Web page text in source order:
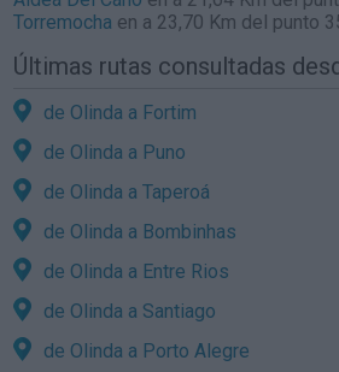
Torremocha en a 23,70 Km del punto
Últimas rutas consultadas
de Olinda a Fortim
de Olinda a Puno
de Olinda a Taperoá
de Olinda a Bombinhas
de Olinda a Entre Rios
de Olinda a Santiago
de Olinda a Porto Alegre